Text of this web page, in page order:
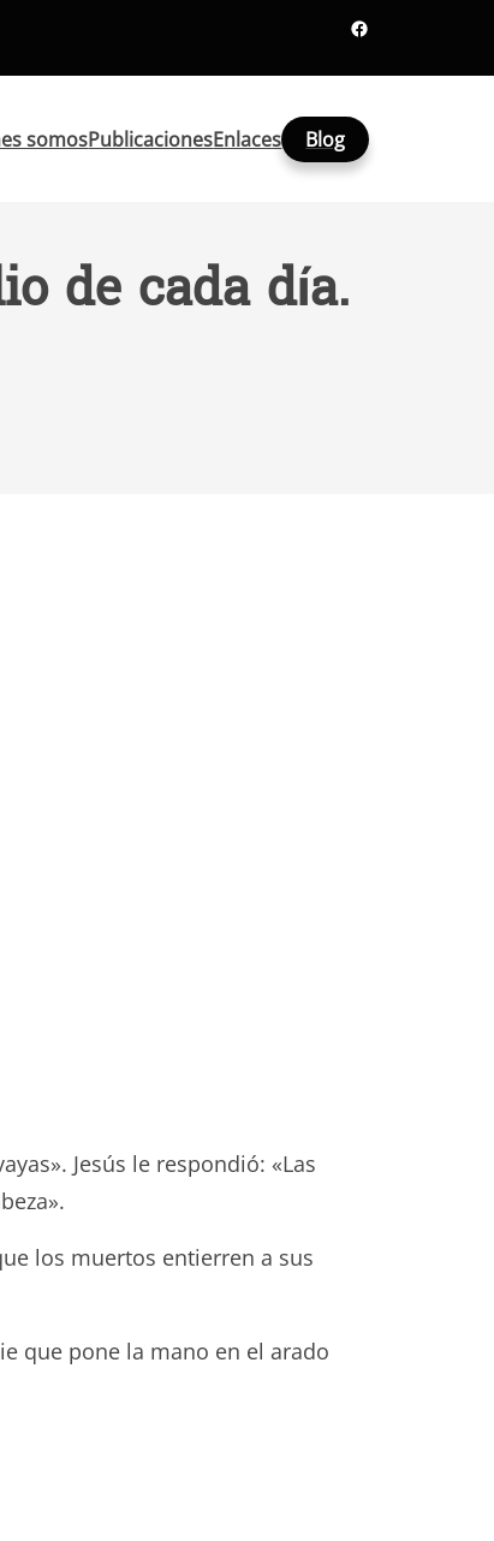
Facebook
somosPublicacionesEnlaces Blog
de cada día.
Jesús le respondió: «Las
los muertos entierren a sus
que pone la mano en el arado